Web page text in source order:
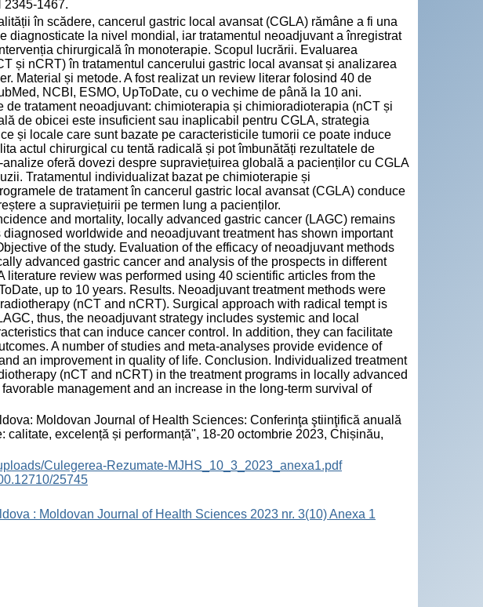
2345-1467.
în scădere, cancerul gastric local avansat (CGLA) rămâne a fi una
diagnosticate la nivel mondial, iar tratamentul neoadjuvant a înregistrat
chirurgicală în monoterapie. Scopul lucrării. Evaluarea
și nCRT) în tratamentul cancerului gastric local avansat și analizarea
Material și metode. A fost realizat un review literar folosind 40 de
NCBI, ESMO, UpToDate, cu o vechime de până la 10 ani.
de tratament neoadjuvant: chimioterapia și chimioradioterapia (nCT și
de obicei este insuficient sau inaplicabil pentru CGLA, strategia
și locale care sunt bazate pe caracteristicile tumorii ce poate induce
actul chirurgical cu tentă radicală și pot îmbunătăți rezultatele de
oferă dovezi despre supraviețuirea globală a pacienților cu CGLA
Tratamentul individualizat bazat pe chimioterapie și
de tratament în cancerul gastric local avansat (CGLA) conduce
a supraviețuirii pe termen lung a pacienților.
and mortality, locally advanced gastric cancer (LAGC) remains
worldwide and neoadjuvant treatment has shown important
of the study. Evaluation of the efficacy of neoadjuvant methods
advanced gastric cancer and analysis of the prospects in different
literature review was performed using 40 scientific articles from the
up to 10 years. Results. Neoadjuvant treatment methods were
(nCT and nCRT). Surgical approach with radical tempt is
thus, the neoadjuvant strategy includes systemic and local
that can induce cancer control. In addition, they can facilitate
A number of studies and meta-analyses provide evidence of
an improvement in quality of life. Conclusion. Individualized treatment
(nCT and nCRT) in the treatment programs in locally advanced
management and an increase in the long-term survival of
Moldovan Journal of Health Sciences: Conferinţa ştiinţifică anuală
calitate, excelență și performanță", 18-20 octombrie 2023, Chișinău,
Culegerea-Rezumate-MJHS_10_3_2023_anexa1.pdf
25745
: Moldovan Journal of Health Sciences 2023 nr. 3(10) Anexa 1